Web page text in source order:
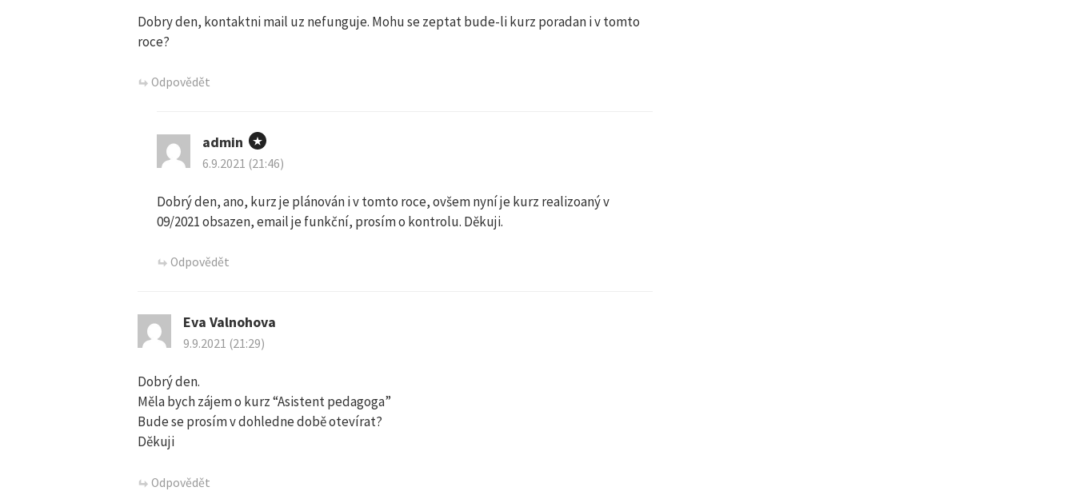
í
s
p
Dobry den, kontaktni mail uz nefunguje. Mohu se zeptat bude-li kurz poradan i v tomto
roce?
Odpovědět
admin
6.9.2021 (21:46)
Dobrý den, ano, kurz je plánován i v tomto roce, ovšem nyní je kurz realizoaný v
09/2021 obsazen, email je funkční, prosím o kontrolu. Děkuji.
Odpovědět
Eva Valnohova
9.9.2021 (21:29)
Dobrý den.
Měla bych zájem o kurz “Asistent pedagoga”
Bude se prosím v dohledne době otevírat?
Děkuji
Odpovědět